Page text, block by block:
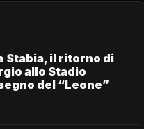
Stabia, il ritorno di
allo Stadio
del “Leone”